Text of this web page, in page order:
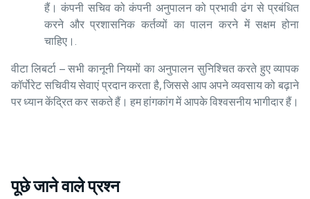
हैं। कंपनी सचिव को कंपनी अनुपालन को प्रभावी ढंग से प्रबंधित
करने और प्रशासनिक कर्तव्यों का पालन करने में सक्षम होना
चाहिए।.
वीटा लिबर्टा – सभी कानूनी नियमों का अनुपालन सुनिश्चित करते हुए व्यापक
कॉर्पोरेट सचिवीय सेवाएं प्रदान करता है, जिससे आप अपने व्यवसाय को बढ़ाने
पर ध्यान केंद्रित कर सकते हैं। हम हांगकांग में आपके विश्वसनीय भागीदार हैं।
पूछे जाने वाले प्रश्न